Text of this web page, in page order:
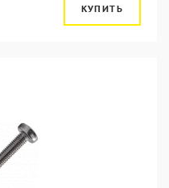
КУПИТЬ